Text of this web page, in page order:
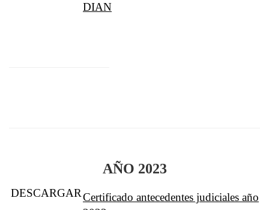
DIAN
AÑO 2023
DESCARGARCertificado antecedentes judiciales año